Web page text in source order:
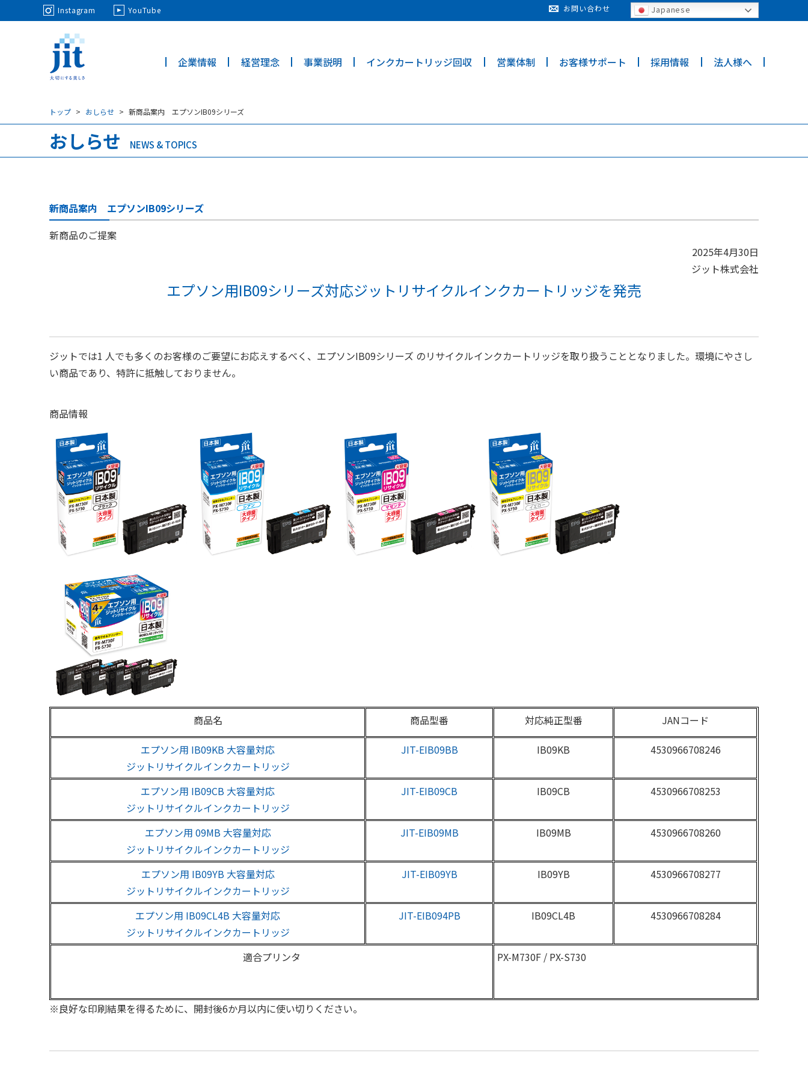
式会社
企業情報 経営理念 事業説明 インクカートリッジ回収 営業体制 お客様サポート 採用情報 法人様へ
お問い合わせ Japanese
Instagram YouTube
トップ おしらせ 新商品案内 エプソンIB09シリーズ
おしらせ NEWS & TOPICS
新商品案内 エプソンIB09シリーズ
新商品のご提案
2025年4月30日
ジット株式会社
エプソン用IB09シリーズ対応ジットリサイクルインクカートリッジを発売
ジットでは1 人でも多くのお客様のご要望にお応えするべく、エプソンIB09シリーズ のリサイクルインクカートリッジを取り扱うこととなりました。環境にやさし
い商品であり、特許に抵触しておりません。
商品情報
商品名 商品型番 対応純正型番 JANコード
エプソン用 IB09KB 大容量対応
ジットリサイクルインクカートリッジ
JIT-EIB09BB IB09KB 4530966708246
エプソン用 IB09CB 大容量対応
ジットリサイクルインクカートリッジ
JIT-EIB09CB IB09CB 4530966708253
エプソン用 09MB 大容量対応
ジットリサイクルインクカートリッジ
JIT-EIB09MB IB09MB 4530966708260
エプソン用 IB09YB 大容量対応
ジットリサイクルインクカートリッジ
JIT-EIB09YB IB09YB 4530966708277
エプソン用 IB09CL4B 大容量対応
ジットリサイクルインクカートリッジ
JIT-EIB094PB IB09CL4B 4530966708284
適合プリンタ PX-M730F / PX-S730
※良好な印刷結果を得るために、開封後6か月以内に使い切りください。
May we use cookies to track your activities? We take your privacy very seriously. Please see our privacy policy for details and any questions.Yes No